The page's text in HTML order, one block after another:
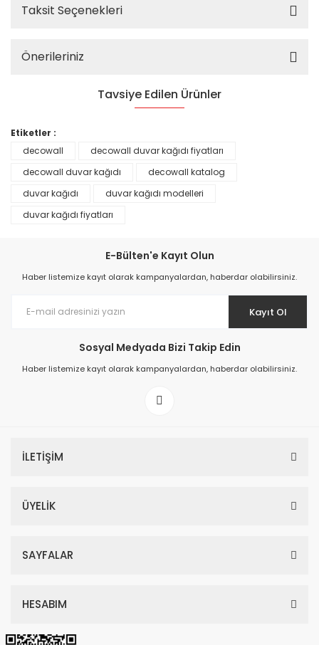
Taksit Seçenekleri
Önerileriniz
Tavsiye Edilen Ürünler
Prime ArtDECO Duvar Kağıdı Tutkalı 500 gr
199,00 TL
Etiketler :
decowall
decowall duvar kağıdı fiyatları
decowall duvar kağıdı
decowall katalog
duvar kağıdı
duvar kağıdı modelleri
duvar kağıdı fiyatları
E-Bülten'e Kayıt Olun
Haber listemize kayıt olarak kampanyalardan, haberdar olabilirsiniz.
Kayıt Ol
Sosyal Medyada Bizi Takip Edin
Haber listemize kayıt olarak kampanyalardan, haberdar olabilirsiniz.
İLETİŞİM
ÜYELİK
SAYFALAR
HESABIM